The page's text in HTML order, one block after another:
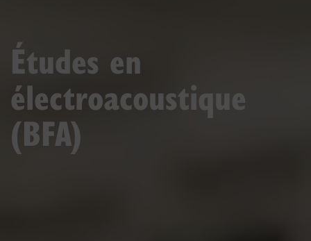
Études en
électroacoustique
(BFA)